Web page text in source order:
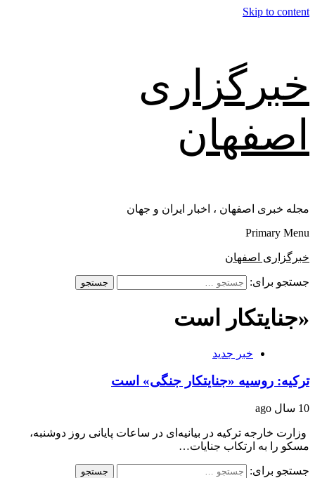
Skip to content
خبرگزاری
اصفهان
مجله خبری اصفهان ، اخبار ایران و جهان
Primary Menu
خبرگزاری اصفهان
جستجو برای:
«جنایتکار است
خبر جدید
ترکیه: روسیه «جنایتکار جنگی» است
10 سال ago
وزارت خارجه ترکیه در بیانیه‌ای در ساعات پایانی روز دوشنبه،
مسکو را به ارتکاب جنایات…
جستجو برای: